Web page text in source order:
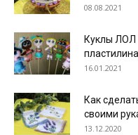
08.08.2021
Куклы ЛОЛ
16.01.2021
Как
своими
13.12.2020